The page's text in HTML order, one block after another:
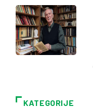
KATEGORIJE